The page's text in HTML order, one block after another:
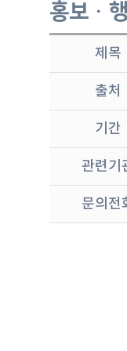
홍보 ·
제목
출처
기간
관련기
문의전